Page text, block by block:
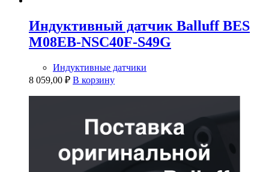
Индуктивный датчик Balluff BES
M08EB-NSC40F-S49G
Индуктивные датчики
8 059,00 ₽ В корзину